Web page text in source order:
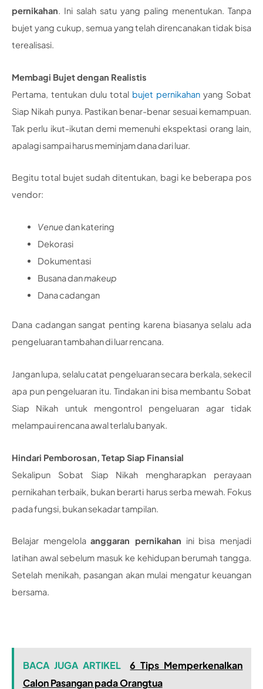
pernikahan. Ini salah satu yang paling menentukan. Tanpa
bujet yang cukup, semua yang telah direncanakan tidak bisa
terealisasi.
Membagi Bujet dengan Realistis
Pertama, tentukan dulu total bujet pernikahan yang Sobat
Siap Nikah punya. Pastikan benar-benar sesuai kemampuan.
Tak perlu ikut-ikutan demi memenuhi ekspektasi orang lain,
apalagi sampai harus meminjam dana dari luar.
Begitu total bujet sudah ditentukan, bagi ke beberapa pos
vendor:
Venuedan katering
Dekorasi
Dokumentasi
Busana danmakeup
Dana cadangan
Dana cadangan sangat penting karena biasanya selalu ada
pengeluaran tambahan di luar rencana.
Jangan lupa, selalu catat pengeluaran secara berkala, sekecil
apa pun pengeluaran itu. Tindakan ini bisa membantu Sobat
Siap Nikah untuk mengontrol pengeluaran agar tidak
melampaui rencana awal terlalu banyak.
Hindari Pemborosan, Tetap Siap Finansial
Sekalipun Sobat Siap Nikah mengharapkan perayaan
pernikahan terbaik, bukan berarti harus serba mewah. Fokus
pada fungsi, bukan sekadar tampilan.
Belajar mengelolaanggaran pernikahan ini bisa menjadi
latihan awal sebelum masuk ke kehidupan berumah tangga.
Setelah menikah, pasangan akan mulai mengatur keuangan
bersama.
BACA JUGA ARTIKEL
6 Tips Memperkenalkan
Calon Pasangan pada Orangtua